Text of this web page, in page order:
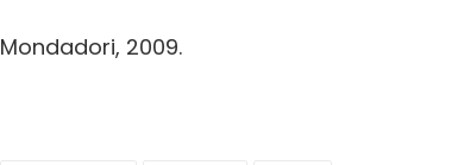
Mondadori, 2009.